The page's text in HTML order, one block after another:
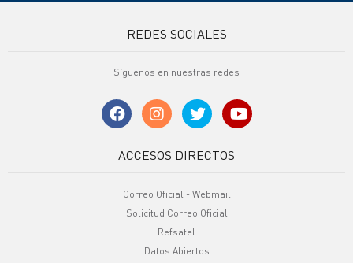
REDES SOCIALES
Síguenos en nuestras redes
ACCESOS DIRECTOS
Correo Oficial - Webmail
Solicitud Correo Oficial
Refsatel
Datos Abiertos